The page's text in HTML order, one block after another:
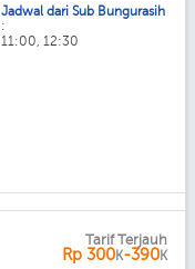
Jadwal dari Sub Bungurasih
:
11:00, 12:30
Tarif Terjauh
Rp 300K-390K